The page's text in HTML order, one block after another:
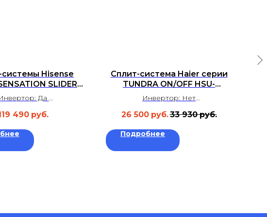
Hisense
SLIDER
SUPERIOR DC
AS-
Да
шума: 18 дБ
3 года
490 руб.
Сплит-система Haier серии
TUNDRA ON/OFF HSU-
09HTT03/R3
Инвертор: Нет
Уровень шума: 23 дБ
Гарантия: 3 года
26 500 руб.33 930 руб.
Подробнее